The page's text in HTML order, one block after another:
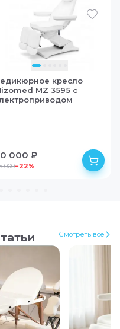
потом!
без первого
кресло
MZ 3595 с
000 ₽
000−22%
Смотреть все